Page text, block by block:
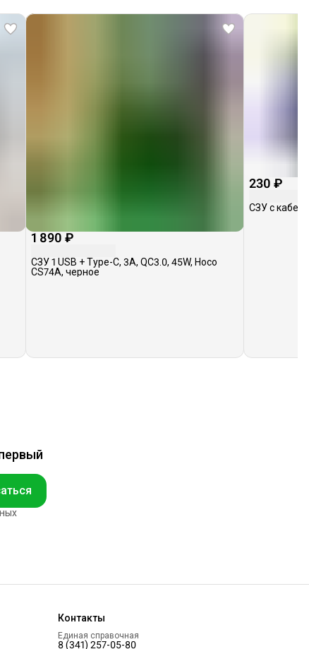
1 890 ₽
CЗУ 1 USB + Type-C, 3A, QC3.0, 45W, Hoco
CS74A, черное
230 ₽
СЗУ с
Контакты
Единая справочная
8 (341) 257-05-80